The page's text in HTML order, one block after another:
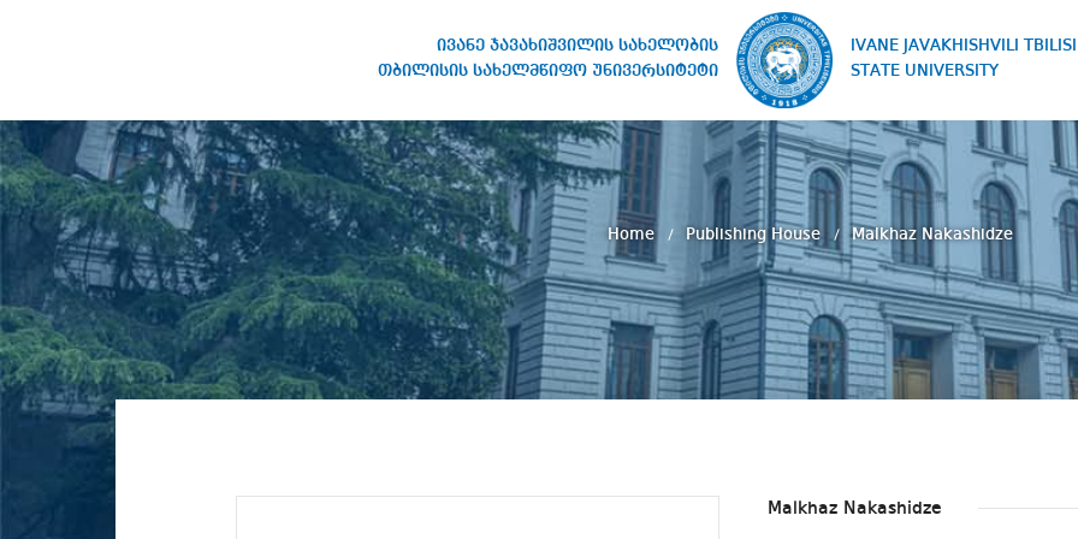
ივანე ჯავახიშვილის სახელობის
თბილისის სახელმწიფო უნივერსიტეტი
IVANE JAVAKHISHVILI TBILISI
STATE UNIVERSITY
STATE UNIVERSITY
Home Publishing House Malkhaz Nakashidze
Malkhaz Nakashidze